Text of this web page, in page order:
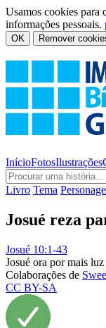
Usamos cookies para
informações pessoais.
OK Remover
InícioFotosIlustrações
Livro Tema
Josué reza
Josué 10:1-43
Josué ora por mais
Colaborações de
CC BY-SA